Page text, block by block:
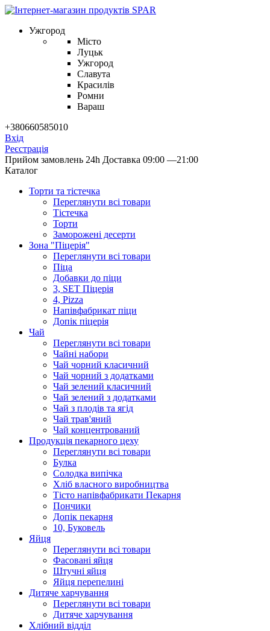
Ужгород
Місто
Луцьк
Ужгород
Славута
Красилів
Ромни
Вараш
+380660585010
Вхід
Реєстрація
Прийом замовлень 24h Доставка 09:00 —21:00
Каталог
Торти та тістечка
Переглянути всі товари
Тістечка
Торти
Заморожені десерти
Зона "Піцерія"
Переглянути всі товари
Піца
Добавки до піци
3, SET Піцерія
4, Pizza
Напівфабрикат піци
Допік піцерія
Чай
Переглянути всі товари
Чайні набори
Чай чорний класичний
Чай чорний з додатками
Чай зелений класичний
Чай зелений з додатками
Чай з плодів та ягід
Чай трав'яний
Чай концентрований
Продукцiя пекарного цеху
Переглянути всі товари
Булка
Солодка випiчка
Хлiб власного виробництва
Тiсто напiвфабрикати Пекарня
Пончики
Допік пекарня
10, Буковель
Яйця
Переглянути всі товари
Фасовані яйця
Штучні яйця
Яйця перепелині
Дитяче харчування
Переглянути всі товари
Дитяче харчування
Хлібний відділ